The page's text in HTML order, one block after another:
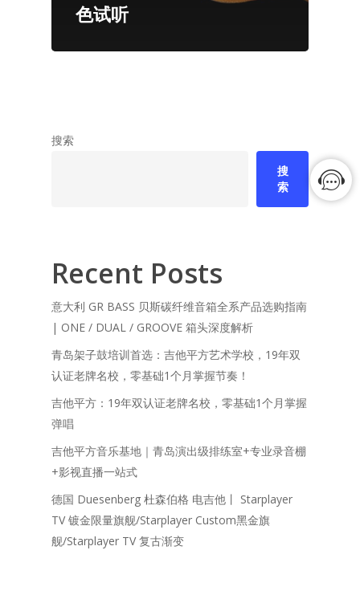
色试听
搜索
搜
索
Recent Posts
意大利 GR BASS 贝斯碳纤维音箱全系产品选购指南
| ONE / DUAL / GROOVE 箱头深度解析
青岛架子鼓培训首选：吉他平方艺术学校，19年双
认证老牌名校，零基础1个月掌握节奏！
吉他平方：19年双认证老牌名校，零基础1个月掌握
弹唱
吉他平方音乐基地｜青岛演出级排练室+专业录音棚
+影视直播一站式
德国 Duesenberg 杜森伯格 电吉他丨 Starplayer
TV 镀金限量旗舰/Starplayer Custom黑金旗
舰/Starplayer TV 复古渐变